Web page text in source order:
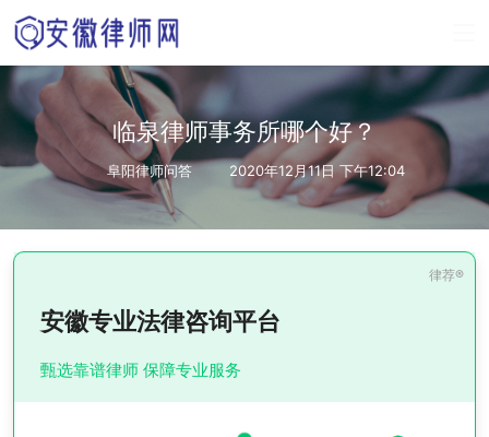
临泉律师事务所哪个好？
阜阳律师问答 2020年12月11日 下午12:04
安徽专业法律咨询平台
甄选靠谱律师 保障专业服务